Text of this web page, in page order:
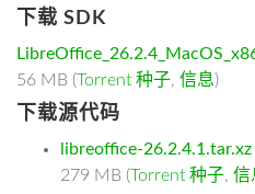
下载 SDK
56 MB (Torrent 种子, 信息)
下载源代码
libreoffice-26.2.4.1.tar.xz
279 MB (Torrent 种子, 信